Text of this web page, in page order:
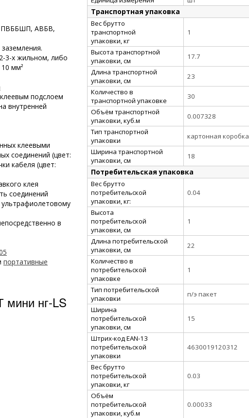
ПВББШП, АВБВ,
3-х жильном, либо
мм²
подслоем
внутренней
клеевыми
соединений (цвет:
кабеля (цвет:
клея
соединений
ультрафиолетовому
в
портативные
нг-LS
Транспортная упаковка
Вес брутто
транспортной
упаковки, кг
1
Высота транспортной
упаковки, см
17.7
Длина транспортной
упаковки, см
23
Количество в
транспортной упаковке
30
Объём транспортной
упаковки, куб.м
0.007328
Тип транспортной
упаковки
картонная коробка
Ширина транспортной
упаковки, см
18
Потребительская упаковка
Вес брутто
потребительской
упаковки, кг:
0.04
Высота
потребительской
упаковки, см
1
Длина потребительской
упаковки, см
22
Количество в
потребительской
упаковке
1
Тип потребительской
упаковки
п/э пакет
Ширина
потребительской
упаковки, см
15
Штрих-код EAN-13
потребительской
упаковки
4630019120312
Вес брутто
потребительской
упаковки, кг
0.03
Объём
потребительской
упаковки, куб.м
0.00033